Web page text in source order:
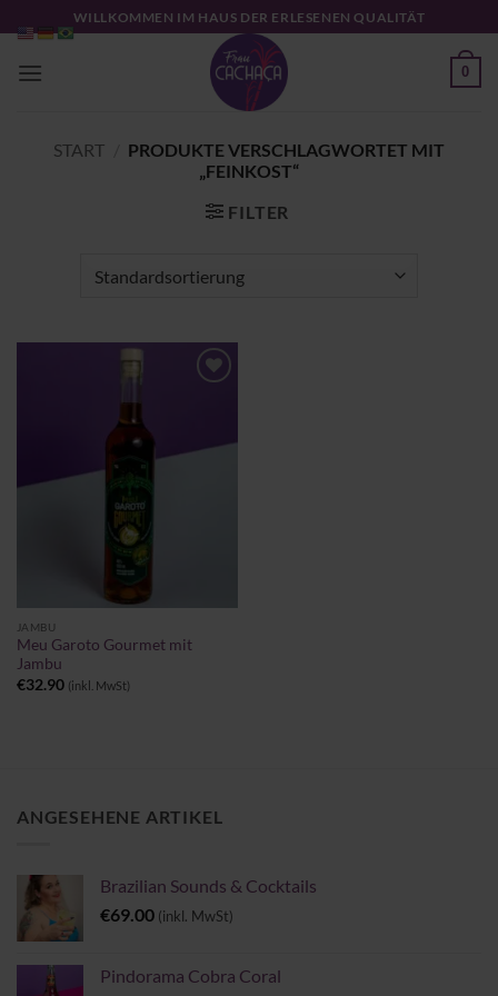
Inhalt
springen
WILLKOMMEN IM HAUS DER ERLESENEN QUALITÄT
0
START
PRODUKTE VERSCHLAGWORTET MIT
„FEINKOST“
FILTER
JAMBU
Meu Garoto Gourmet mit
Jambu
€32.90 (inkl. MwSt)
ANGESEHENE ARTIKEL
Brazilian Sounds & Cocktails
€69.00 (inkl. MwSt)
Pindorama Cobra Coral